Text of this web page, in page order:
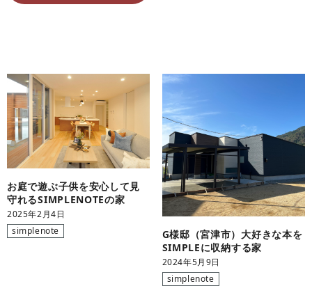
お庭で遊ぶ子供を安心して見
守れるSIMPLENOTEの家
2025年2月4日
simplenote
G様邸（宮津市）大好きな本を
SIMPLEに収納する家
2024年5月9日
simplenote